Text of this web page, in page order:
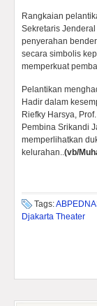
Rangkaian
Sekretaris
penyerahan
secara simbolis
memperkuat
Pelantikan
Hadir dalam
Riefky Harsya,
Pembina Srikandi
memperlihatkan
kelurahan..(vb/
Tags:
Djakarta Theater